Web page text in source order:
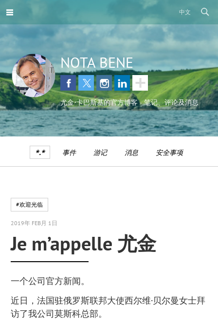
中文
NOTA BENE
尤金•卡巴斯基的官方博客 - 笔记、评论及消息
*.* 事件 游记 消息 安全事项
#欢迎光临
2019年 FEB月 1日
Je m’appelle 尤金
一个公司官方新闻。
近日，法国驻俄罗斯联邦大使西尔维·贝尔曼女士拜
访了我公司莫斯科总部。